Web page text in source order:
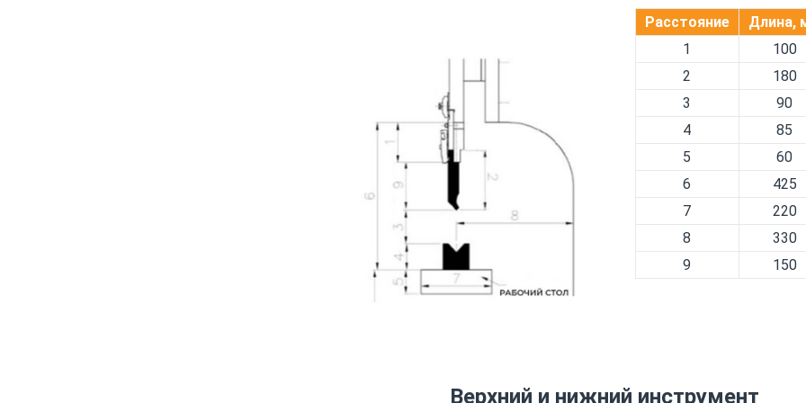
Расстояние
Длина,
1
100
2
180
3
90
4
85
5
60
6
425
7
220
8
330
9
150
Верхний и нижний инструмент